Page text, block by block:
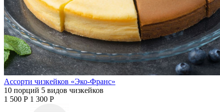
Ассорти чизкейков «Эко-Франс»
10 порций 5 видов чизкейков
1 500 Р 1 300 Р